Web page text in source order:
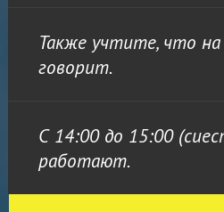
Также учтите, что
говорит.
С 14:00 до 15:00
работают.